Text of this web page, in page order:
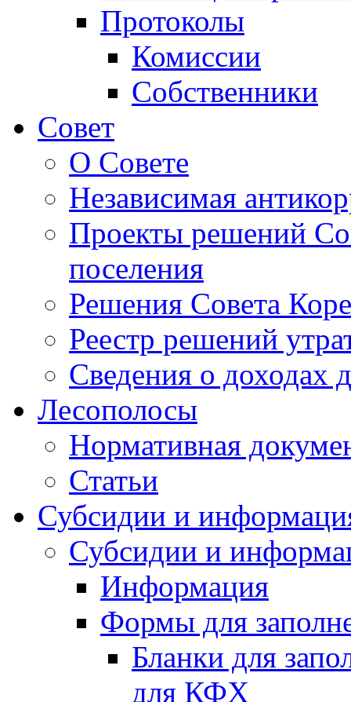
Протоколы
Комиссии
Собственники
Совет
О Совете
Независимая
Проекты решений
поселения
Решения Совета
Реестр решений
Сведения о доходах
Лесополосы
Нормативная
Статьи
Субсидии и
Субсидии и
Информация
Формы для
Бланки для
для КФХ